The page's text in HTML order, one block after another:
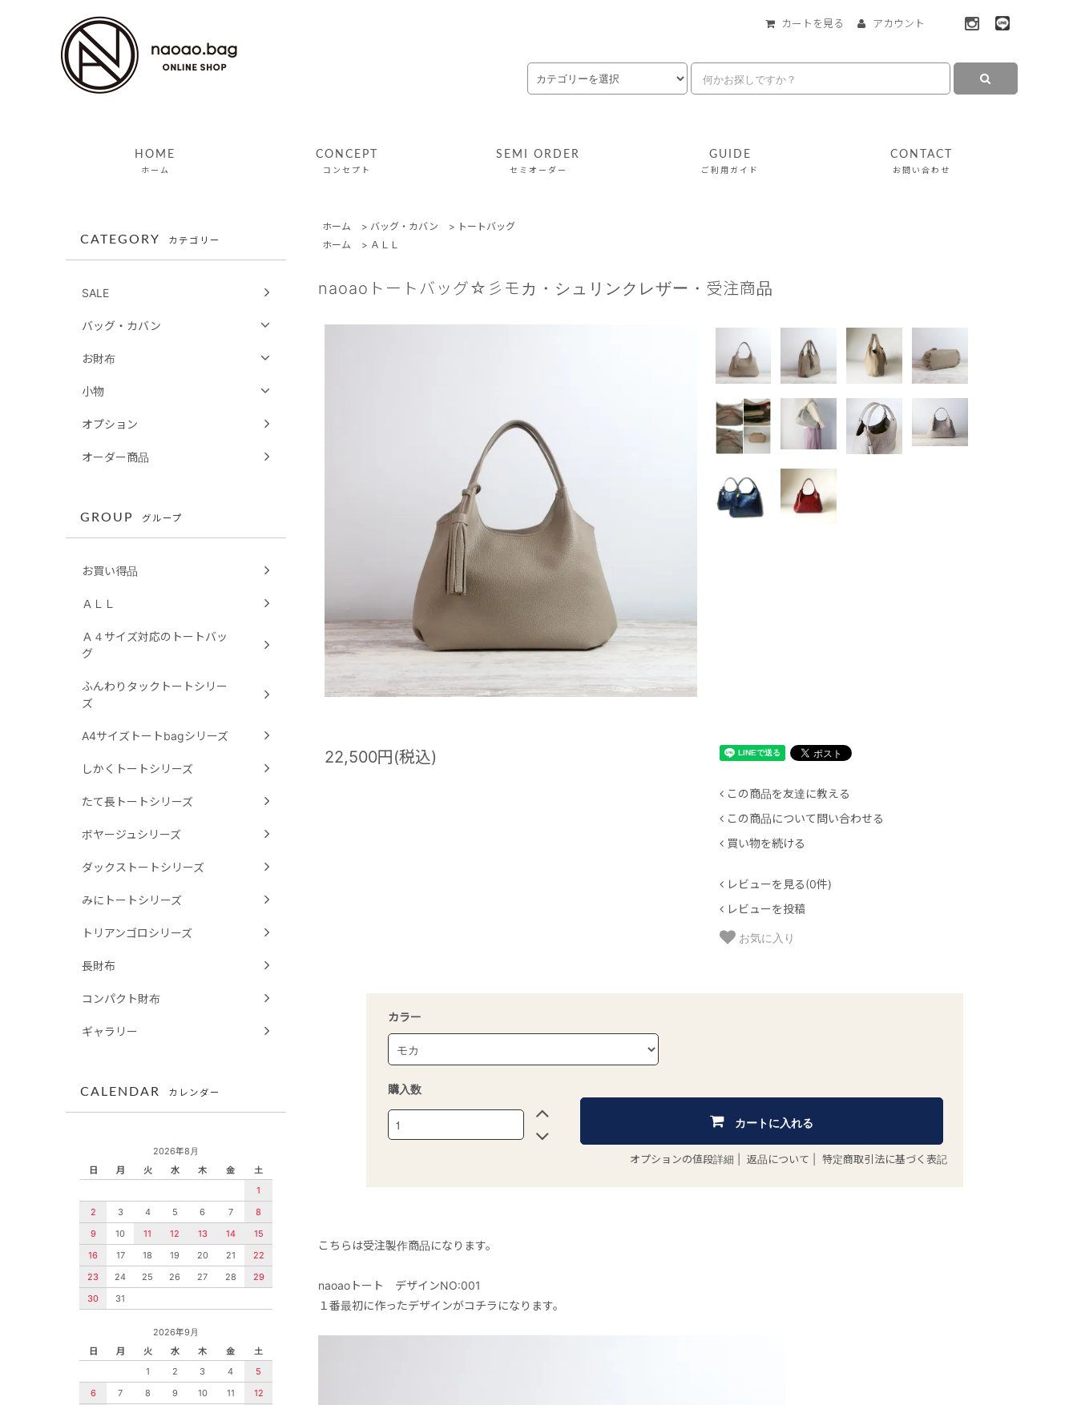
カートを見る アカウント
HOME
ホーム
CONCEPT
コンセプト
SEMI ORDER
セミオーダー
GUIDE
ご利用ガイド
CONTACT
お問い合わせ
ホーム > バッグ・カバン > トートバッグ
ホーム
> ＡＬＬ
naoaoトートバッグ☆彡モカ・シュリンクレザー・受注商品
22,500円(税込)
この商品を友達に教える
この商品について問い合わせる
買い物を続ける
レビューを見る(0件)
レビューを投稿
お気に入り
カラー
購入数
カートに入れる
オプションの値段詳細 返品について 特定商取引法に基づく表記
こちらは受注製作商品になります。
naoaoトート デザインNO:001
１番最初に作ったデザインがコチラになります。
CATEGORY カテゴリー
SALE
バッグ・カバン
お財布
小物
オプション
オーダー商品
GROUP グループ
お買い得品
ＡＬＬ
Ａ４サイズ対応のトートバッ
グ
ふんわりタックトートシリー
ズ
A4サイズトートbagシリーズ
しかくトートシリーズ
たて長トートシリーズ
ボヤージュシリーズ
ダックストートシリーズ
みにトートシリーズ
トリアンゴロシリーズ
長財布
コンパクト財布
ギャラリー
CALENDAR カレンダー
2026年8月
日
月 火 水 木 金
土
1
2
3 4 5 6 7
8
9
10 11 12 13 14
15
16
17 18 19 20 21
22
23
24 25 26 27 28
29
30
31
2026年9月
日
月 火 水 木 金
土
1
2 3 4
5
6
7 8 9 10 11
12